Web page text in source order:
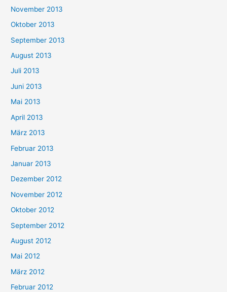
November 2013
Oktober 2013
September 2013
August 2013
Juli 2013
Juni 2013
Mai 2013
April 2013
März 2013
Februar 2013
Januar 2013
Dezember 2012
November 2012
Oktober 2012
September 2012
August 2012
Mai 2012
März 2012
Februar 2012